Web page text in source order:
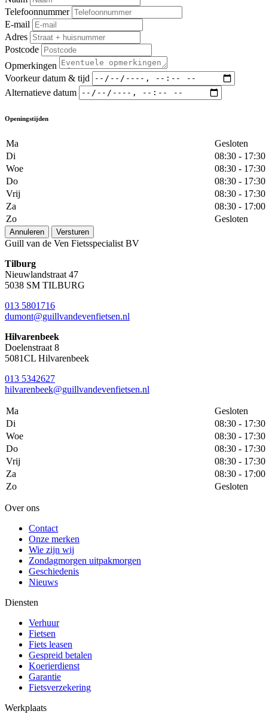
Telefoonnummer
E-mail
Adres
Postcode
Opmerkingen
Voorkeur datum & tijd
Alternatieve datum
Openingstijden
Ma
Gesloten
Di
08:30 - 17:30
Woe
08:30 - 17:30
Do
08:30 - 17:30
Vrij
08:30 - 17:30
Za
08:30 - 17:00
Zo
Gesloten
Annuleren Versturen
Guill van de Ven Fietsspecialist BV
Tilburg
Nieuwlandstraat 47
5038 SM TILBURG
013 5801716
dumont@guillvandevenfietsen.nl
Hilvarenbeek
Doelenstraat 8
5081CL Hilvarenbeek
013 5342627
hilvarenbeek@guillvandevenfietsen.nl
Ma
Gesloten
Di
08:30 - 17:30
Woe
08:30 - 17:30
Do
08:30 - 17:30
Vrij
08:30 - 17:30
Za
08:30 - 17:00
Zo
Gesloten
Over ons
Contact
Onze merken
Wie zijn wij
Zondagmorgen uitpakmorgen
Geschiedenis
Nieuws
Diensten
Verhuur
Fietsen
Fiets leasen
Gespreid betalen
Koerierdienst
Garantie
Fietsverzekering
Werkplaats